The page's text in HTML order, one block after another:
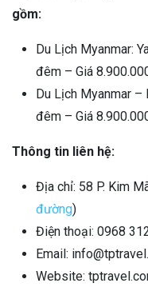
gồm:
Du Lịch Myanmar:
đêm – Giá
Du Lịch Myanmar –
đêm – Giá
Thông tin liên hệ:
Địa chỉ: 58 P. Kim
đường)
Điện thoại: 0968
Email:
Website: